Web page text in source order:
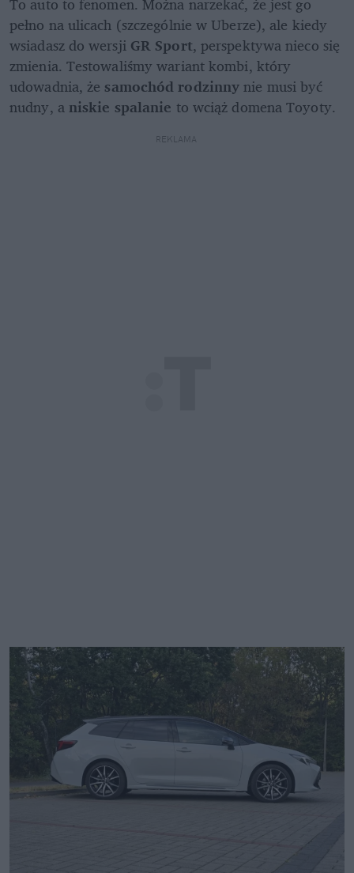
pełno na ulicach (szczególnie w Uberze), ale kiedy
wsiadasz do wersji GR Sport, perspektywa nieco się
zmienia. Testowaliśmy wariant kombi, który
udowadnia, że samochód rodzinny nie musi być
nudny, a niskie spalanie to wciąż domena Toyoty.
REKLAMA